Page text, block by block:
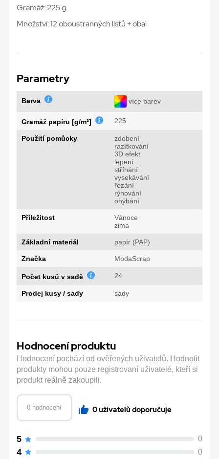
Gramáž: 225 g.
Množství: 12 oboustranných listů + obal
Parametry
Barva více barev
Gramáž papíru [g/m²] 225
Použití pomůcky
zdobení
razítkování
3D efekt
lepení
stříhání
vysekávání
řezání
rýhování
ohýbání
Příležitost
Vánoce
zima
Základní materiál papír (PAP)
Značka ModaScrap
Počet kusů v sadě 24
Prodej kusy / sady sady
Hodnocení produktu
Hodnocení pochází od ověřených uživatelů. Hodnotit
produkty mohou pouze registrovaní uživatelé, kteří si
produkt reálně zakoupili.
0 hodnocení 0 uživatelů doporučuje
5 0
4 0